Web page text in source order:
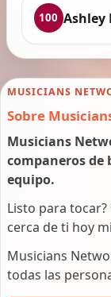
100 Ashley
MUSICIANS
Sobre
Musicians
companeros de
equipo.
Listo para
cerca de ti hoy
Musicians
todas las